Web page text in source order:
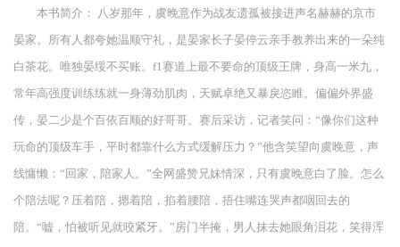
本书简介： 八岁那年，虞晚意作为战友遗孤被接进声名赫赫的京市
晏家。所有人都夸她温顺守礼，是晏家长子晏停云亲手教养出来的一朵纯
白茶花。唯独晏绥不买账。f1赛道上最不要命的顶级王牌，身高一米九，
常年高强度训练练就一身薄劲肌肉，天赋卓绝又暴戾恣睢。偏偏外界盛
传，晏二少是个百依百顺的好哥哥。赛后采访，记者笑问：“像你们这种
玩命的顶级车手，平时都靠什么方式缓解压力？”他含笑望向虞晚意，声
线慵懒：“回家，陪家人。”全网盛赞兄妹情深，只有虞晚意白了脸。怎么
个陪法呢？压着陪，摁着陪，掐着腰陪，捂住嘴连哭声都咽回去的
陪。“嘘，怕被听见就咬紧牙。”房门半掩，男人抹去她眼角泪花，笑得浑